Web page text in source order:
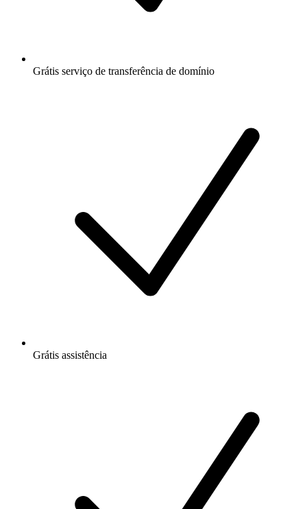
Grátis serviço de transferência de domínio
Grátis assistência